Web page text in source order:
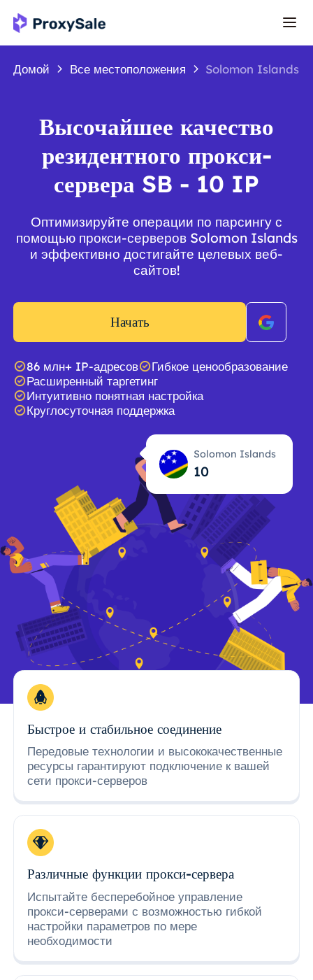
Домой Все местоположения Solomon Islands
Высочайшее качество
резидентного прокси-
сервера SB - 10 IP
Оптимизируйте операции по парсингу с
помощью прокси-серверов Solomon Islands
и эффективно достигайте целевых веб-
сайтов!
Начать
86 млн+ IP-адресов
Гибкое ценообразование
Расширенный таргетинг
Интуитивно понятная настройка
Круглосуточная поддержка
Solomon Islands
10
Быстрое и стабильное соединение
Передовые технологии и высококачественные
ресурсы гарантируют подключение к вашей
сети прокси-серверов
Различные функции прокси-сервера
Испытайте бесперебойное управление
прокси-серверами с возможностью гибкой
настройки параметров по мере
необходимости